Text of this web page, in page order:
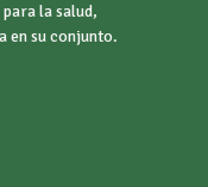
la salud,
en su conjunto.